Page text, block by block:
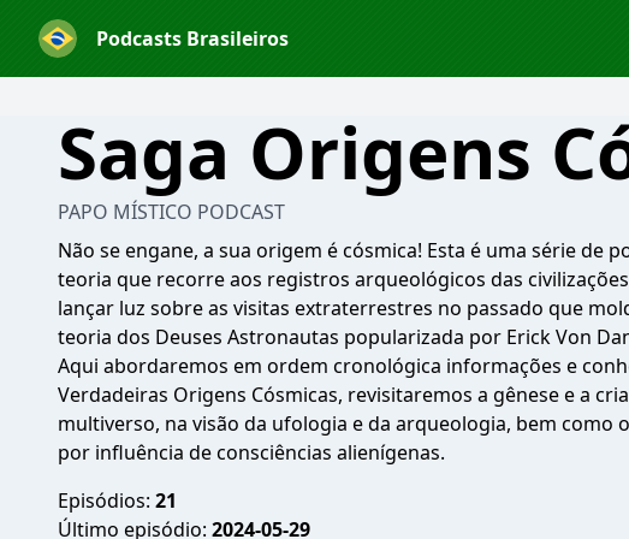
Podcasts Brasileiros
Saga Origens
PAPO MÍSTICO PODCAST
Não se engane, a sua origem é cósmica! Esta é uma série de
teoria que recorre aos registros arqueológicos das
lançar luz sobre as visitas extraterrestres no passado que
teoria dos Deuses Astronautas popularizada por Erick Von
Aqui abordaremos em ordem cronológica informações e
Verdadeiras Origens Cósmicas, revisitaremos a gênese e a
multiverso, na visão da ufologia e da arqueologia, bem como
por influência de consciências alienígenas.
Episódios: 21
Último episódio: 2024-05-29